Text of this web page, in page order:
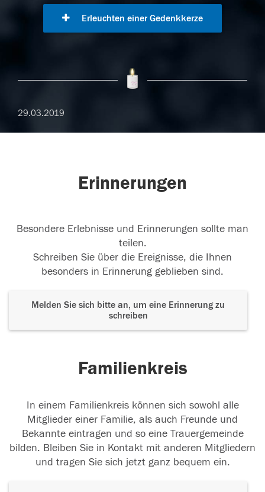
Erleuchten einer Gedenkkerze
29.03.2019
Erinnerungen
Besondere Erlebnisse und Erinnerungen sollte man
teilen.
Schreiben Sie über die Ereignisse, die Ihnen
besonders in Erinnerung geblieben sind.
Melden Sie sich bitte an, um eine Erinnerung zu
schreiben
Familienkreis
In einem Familienkreis können sich sowohl alle
Mitglieder einer Familie, als auch Freunde und
Bekannte eintragen und so eine Trauergemeinde
bilden. Bleiben Sie in Kontakt mit anderen Mitgliedern
und tragen Sie sich jetzt ganz bequem ein.